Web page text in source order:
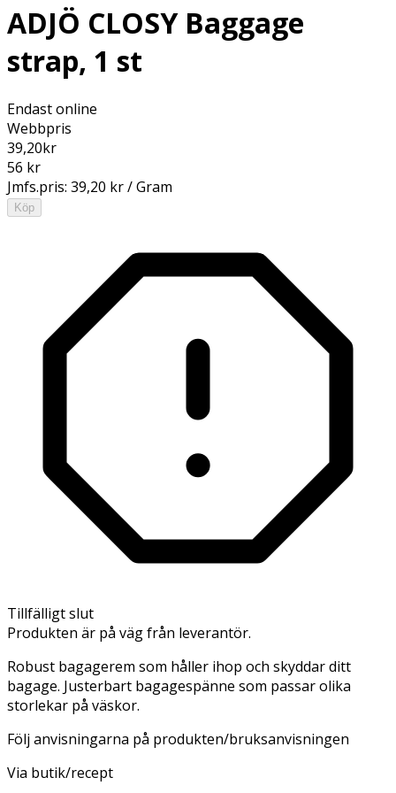
ADJÖ CLOSY Baggage
strap, 1 st
Endast online
Webbpris
39,20kr
56 kr
Jmfs.pris: 39,20 kr / Gram
Köp
Tillfälligt slut
Produkten är på väg från leverantör.
Robust bagagerem som håller ihop och skyddar ditt
bagage. Justerbart bagagespänne som passar olika
storlekar på väskor.
Följ anvisningarna på produkten/bruksanvisningen
Via butik/recept